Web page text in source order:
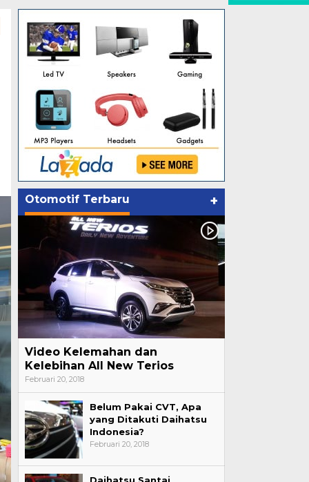
Otomotif Terbaru +
Video Kelemahan dan
Kelebihan All New Terios
Februari 20, 2018
Belum Pakai CVT, Apa
yang Ditakuti Daihatsu
Indonesia?
Februari 20, 2018